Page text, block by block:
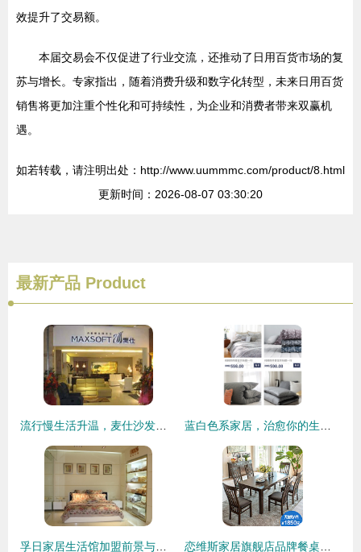
效提升了交易额。
本届交易会不仅促进了行业交流，还推动了日用百货市场的复
苏与增长。专家指出，随着消费升级和数字化转型，未来日用百货
销售将更加注重个性化和可持续性，为企业和消费者带来双赢机
遇。
如若转载，请注明出处：http://www.uummmc.com/product/8.html
更新时间：2026-08-07 03:30:20
最新产品 Product